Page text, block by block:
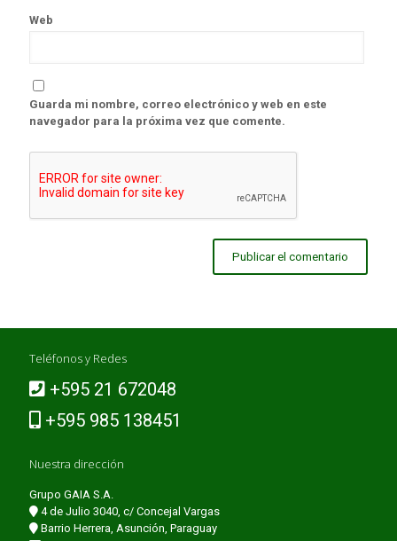
Web
Guarda mi nombre, correo electrónico y web en este
navegador para la próxima vez que comente.
Teléfonos y Redes
+595 21 672048
+595 985 138451
Nuestra dirección
Grupo GAIA S.A.
4 de Julio 3040, c/ Concejal Vargas
Barrio Herrera, Asunción, Paraguay